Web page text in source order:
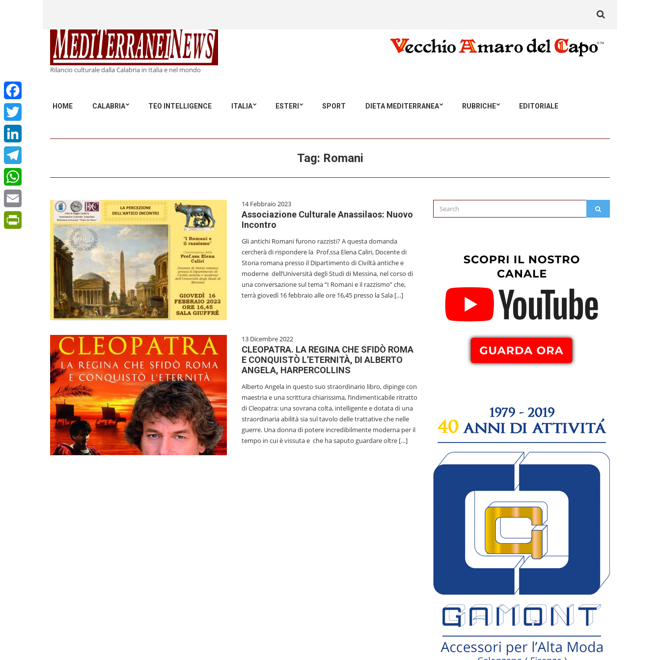
Rilancio culturale dalla Calabria in Italia e nel mondo
HOME CALABRIA TEO INTELLIGENCE ITALIA ESTERI SPORT DIETA MEDITERRANEA RUBRICHE EDITORIALE
for:
Facebook
Twitter
LinkedIn
Telegram
WhatsApp
Email
Tag: Romani
14 Febbraio 2023
Associazione Culturale Anassilaos: Nuovo
Incontro
Gli antichi Romani furono razzisti? A questa domanda
cercherà di rispondere la Prof.ssa Elena Caliri, Docente di
Storia romana presso il Dipartimento di Civiltà antiche e
moderne dell’Università degli Studi di Messina, nel corso di
una conversazione sul tema “I Romani e il razzismo” che,
terrà giovedì 16 febbraio alle ore 16,45 presso la Sala […]
13 Dicembre 2022
CLEOPATRA. LA REGINA CHE SFIDÒ ROMA
E CONQUISTÒ L’ETERNITÀ, DI ALBERTO
ANGELA, HARPERCOLLINS
Alberto Angela in questo suo straordinario libro, dipinge con
maestria e una scrittura chiarissima, l’indimenticabile ritratto
di Cleopatra: una sovrana colta, intelligente e dotata di una
straordinaria abilità sia sul tavolo delle trattative che nelle
guerre. Una donna di potere incredibilmente moderna per il
tempo in cui è vissuta e che ha saputo guardare oltre […]
Search
for: